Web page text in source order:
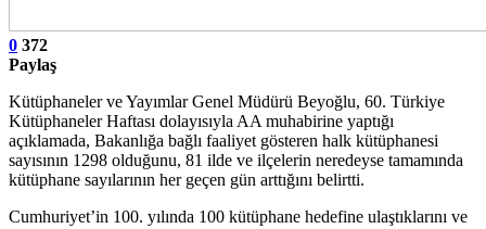
0 372
Paylaş
Kütüphaneler ve Yayımlar Genel Müdürü Beyoğlu, 60. Türkiye
Kütüphaneler Haftası dolayısıyla AA muhabirine yaptığı
açıklamada, Bakanlığa bağlı faaliyet gösteren halk kütüphanesi
sayısının 1298 olduğunu, 81 ilde ve ilçelerin neredeyse tamamında
kütüphane sayılarının her geçen gün arttığını belirtti.
Cumhuriyet’in 100. yılında 100 kütüphane hedefine ulaştıklarını ve